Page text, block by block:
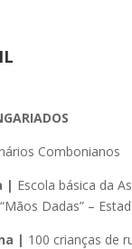
Combonianos
| Escola básica da
Dadas” –
| 100 crianças de